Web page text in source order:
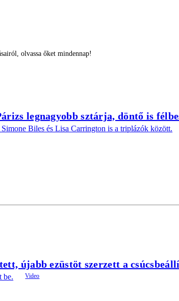
olvassa őket mindennap!
legnagyobb sztárja, döntő is
Biles és Lisa Carrington is a triplázók között.
újabb ezüstöt szerzett a
be.